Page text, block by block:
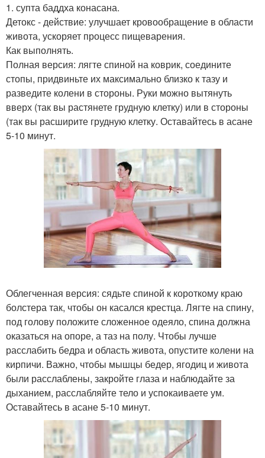
1. супта баддха конасана.
Детокс - действие: улучшает кровообращение в области
живота, ускоряет процесс пищеварения.
Как выполнять.
Полная версия: лягте спиной на коврик, соедините
стопы, придвиньте их максимально близко к тазу и
разведите колени в стороны. Руки можно вытянуть
вверх (так вы растянете грудную клетку) или в стороны
(так вы расширите грудную клетку. Оставайтесь в асане
5-10 минут.
Облегченная версия: сядьте спиной к короткому краю
болстера так, чтобы он касался крестца. Лягте на спину,
под голову положите сложенное одеяло, спина должна
оказаться на опоре, а таз на полу. Чтобы лучше
расслабить бедра и область живота, опустите колени на
кирпичи. Важно, чтобы мышцы бедер, ягодиц и живота
были расслаблены, закройте глаза и наблюдайте за
дыханием, расслабляйте тело и успокаиваете ум.
Оставайтесь в асане 5-10 минут.